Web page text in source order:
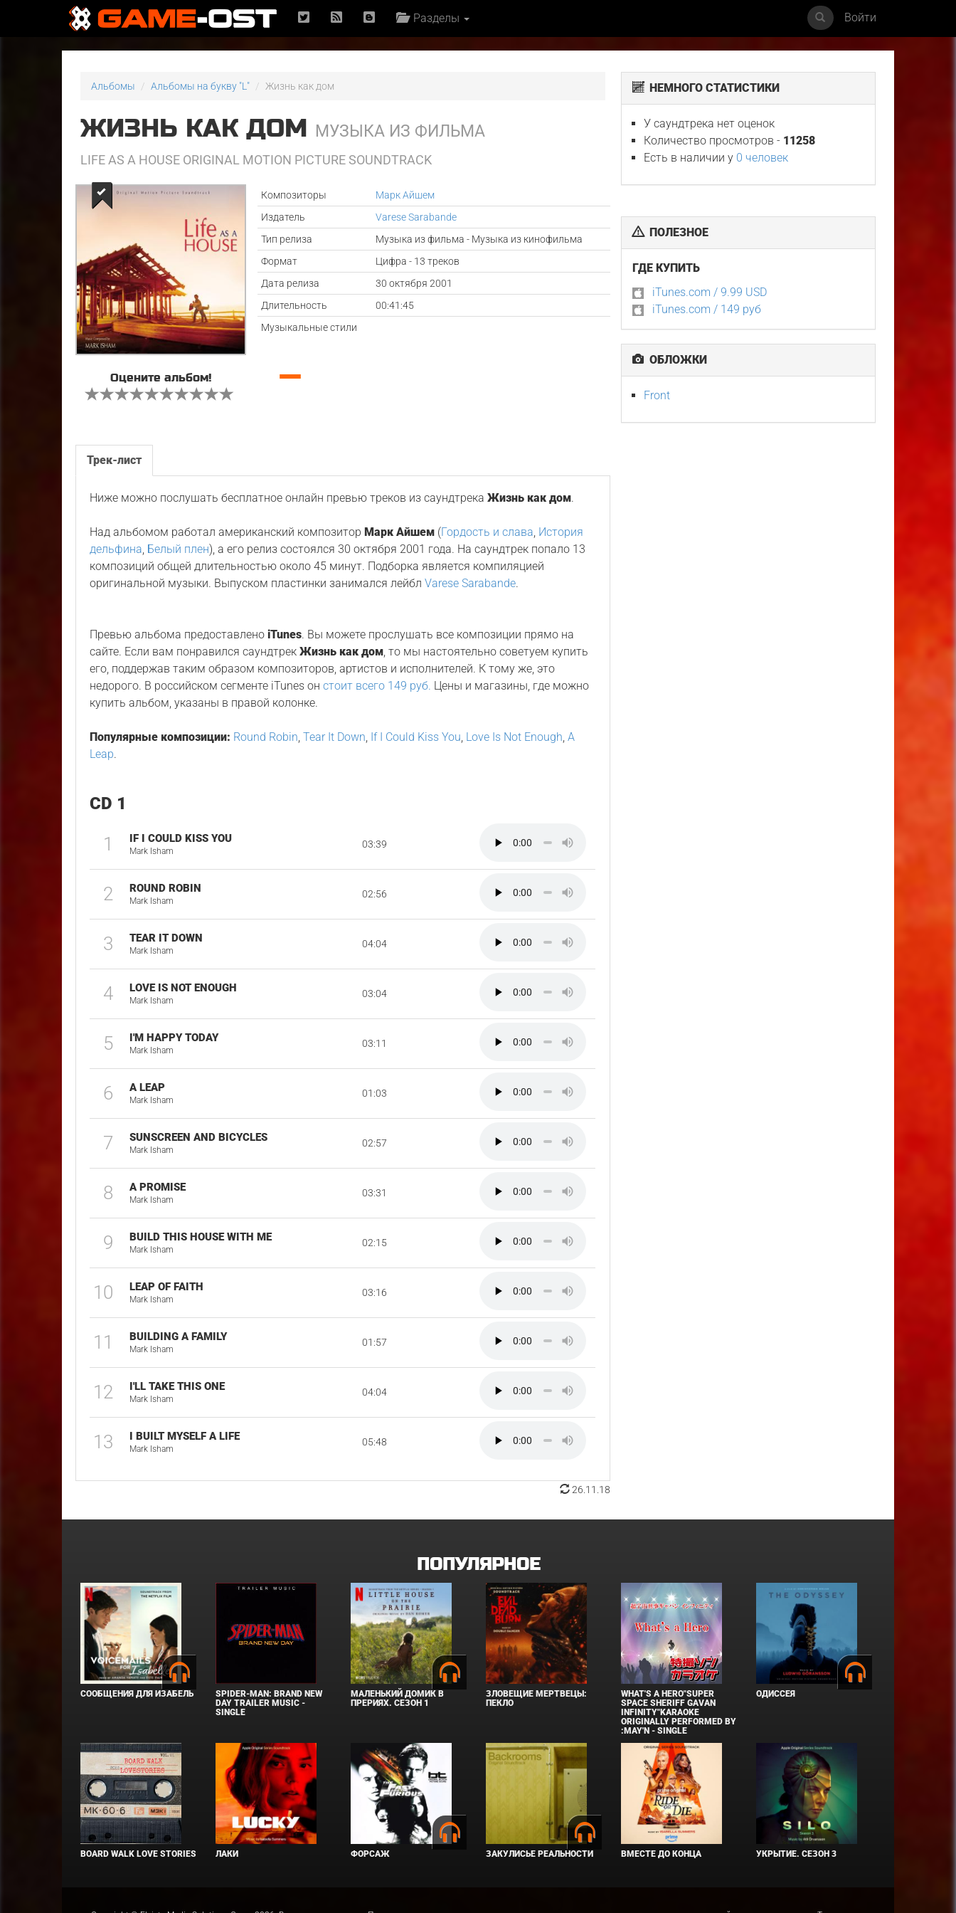
Разделы Войти
Альбомы Альбомы на букву "L" Жизнь как дом
ЖИЗНЬ КАК ДОМ МУЗЫКА ИЗ ФИЛЬМА
LIFE AS A HOUSE ORIGINAL MOTION PICTURE SOUNDTRACK
Композиторы
Марк Айшем
Издатель
Varese Sarabande
Тип релиза
Музыка из фильма - Музыка из кинофильма
Формат
Цифра - 13 треков
Дата релиза
30 октября 2001
Длительность
00:41:45
Музыкальные стили
Оцените альбом! —
Трек-лист
Ниже можно послушать бесплатное онлайн превью треков из саундтрекаЖизнь как дом.
Над альбомом работал американский композитор Марк Айшем (Гордость и слава, История
дельфина, Белый плен), а его релиз состоялся 30 октября 2001 года. На саундтрек попало 13
композиций общей длительностью около 45 минут. Подборка является компиляцией
оригинальной музыки. Выпуском пластинки занимался лейблVarese Sarabande.
Превью альбома предоставленоiTunes. Вы можете прослушать все композиции прямо на
сайте. Если вам понравился саундтрекЖизнь как дом, то мы настоятельно советуем купить
его, поддержав таким образом композиторов, артистов и исполнителей. К тому же, это
недорого. В российском сегменте iTunes онстоит всего 149 руб. Цены и магазины, где можно
купить альбом, указаны в правой колонке.
Популярные композиции: Round Robin,Tear It Down, If I Could Kiss You, Love Is Not Enough,A
Leap.
CD 1
1 IF I COULD KISS YOU
Mark Isham
03:39
2 ROUND ROBIN
Mark Isham
02:56
3 TEAR IT DOWN
Mark Isham
04:04
4 LOVE IS NOT ENOUGH
Mark Isham
03:04
5 I'M HAPPY TODAY
Mark Isham
03:11
6 A LEAP
Mark Isham
01:03
7 SUNSCREEN AND BICYCLES
Mark Isham
02:57
8 A PROMISE
Mark Isham
03:31
9 BUILD THIS HOUSE WITH ME
Mark Isham
02:15
10 LEAP OF FAITH
Mark Isham
03:16
11 BUILDING A FAMILY
Mark Isham
01:57
12 I'LL TAKE THIS ONE
Mark Isham
04:04
13 I BUILT MYSELF A LIFE
Mark Isham
05:48
26.11.18
НЕМНОГО СТАТИСТИКИ
У саундтрека нет оценок
Количество просмотров - 11258
Есть в наличии у 0 человек
ПОЛЕЗНОЕ
ГДЕ КУПИТЬ
iTunes.com / 9.99 USD
iTunes.com / 149 руб
ОБЛОЖКИ
Front
ПОПУЛЯРНОЕ
СООБЩЕНИЯ ДЛЯ ИЗАБЕЛЬ
SPIDER-MAN: BRAND NEW
DAY TRAILER MUSIC -
SINGLE
МАЛЕНЬКИЙ ДОМИК В
ПРЕРИЯХ. СЕЗОН 1
ЗЛОВЕЩИЕ МЕРТВЕЦЫ:
ПЕКЛО
WHAT'S A HERO"SUPER
SPACE SHERIFF GAVAN
INFINITY"KARAOKE
ORIGINALLY PERFORMED BY
:MAY'N - SINGLE
ОДИССЕЯ
BOARD WALK LOVE STORIES ЛАКИ ФОРСАЖ ЗАКУЛИСЬЕ РЕАЛЬНОСТИ ВМЕСТЕ ДО КОНЦА УКРЫТИЕ. СЕЗОН 3